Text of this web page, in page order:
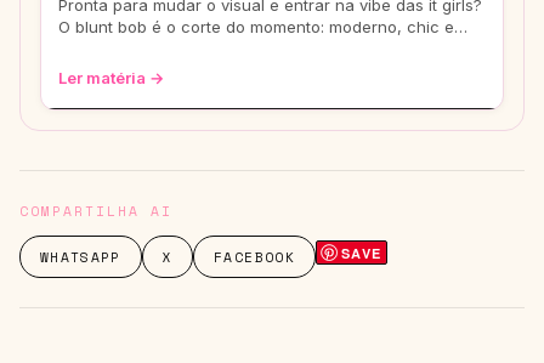
Pronta para mudar o visual e entrar na vibe das it girls?
O blunt bob é o corte do momento: moderno, chic e
Ler matéria →
COMPARTILHA AI
WHATSAPP X FACEBOOK SAVE